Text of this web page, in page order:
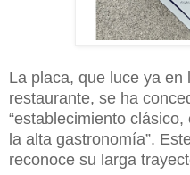
La placa, que luce ya
restaurante, se ha
“establecimiento
la alta gastronomía”.
reconoce su larga